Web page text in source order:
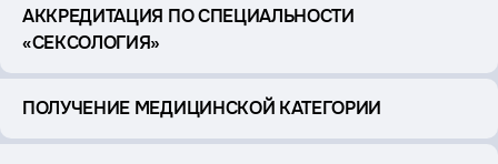
АККРЕДИТАЦИЯ ПО СПЕЦИАЛЬНОСТИ
«СЕКСОЛОГИЯ»
ПОЛУЧЕНИЕ МЕДИЦИНСКОЙ КАТЕГОРИИ